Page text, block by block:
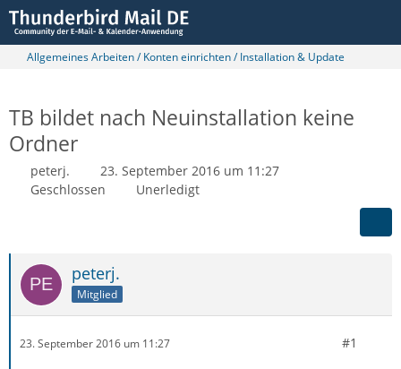
Allgemeines Arbeiten / Konten einrichten / Installation & Update
TB bildet nach Neuinstallation keine
Ordner
peterj.
23. September 2016 um 11:27
Geschlossen
Unerledigt
peterj.
Mitglied
23. September 2016 um 11:27 #1